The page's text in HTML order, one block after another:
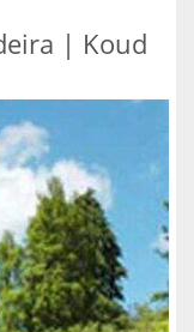
| Koud